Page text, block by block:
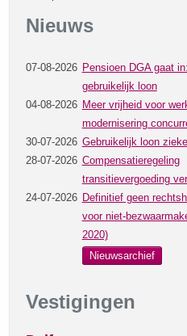
Nieuws
07-08-2026 Pensioen DGA gaat
gebruikelijk loon
04-08-2026 Meer vrijheid voor
modernisering
30-07-2026 Gebruikelijk loon
28-07-2026 Compensatieregeling
transitievergoeding
24-07-2026 Definitief geen
voor niet-
2020)
Nieuwsarchief
Vestigingen